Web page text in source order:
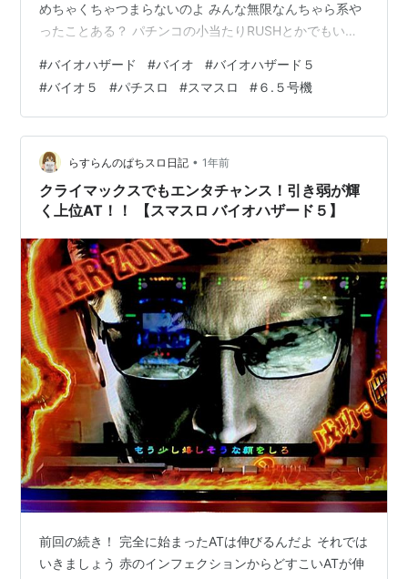
めちゃくちゃつまらないのよ みんな無限なんちゃら系や
ったことある？ パチンコの小当たりRUSHとかでもいい
思いながら、 なんなら無心でレバーを叩くだけなのよ 別
にレア役がバンバン乗るわけでもないし、ただナビに従
うだけって感じなの そんなのヒリつかんよね ってことで
ヒリついて行きましょう ここからが本番だ！！ ちなみに
この台、上位後の通常ATも純増が４枚のままになってい
ます 神！！ って…
#バイオハザード #バイオ #バイオハザード５
#バイオ５ #パチスロ #スマスロ #６.５号機
らすらんのぱちスロ日記 • 1年前
クライマックスでもエンタチャンス！引き弱が輝
く上位AT！！ 【スマスロ バイオハザード５】
前回の続き！ 完全に始まったATは伸びるんだよ それでは
いきましょう 赤のインフェクションからどすこいATが伸